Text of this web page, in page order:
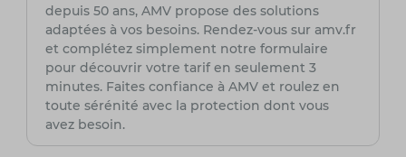
depuis 50 ans, AMV propose des solutions
adaptées à vos besoins. Rendez-vous sur amv.fr
et complétez simplement notre formulaire
pour découvrir votre tarif en seulement 3
minutes. Faites confiance à AMV et roulez en
toute sérénité avec la protection dont vous
avez besoin.